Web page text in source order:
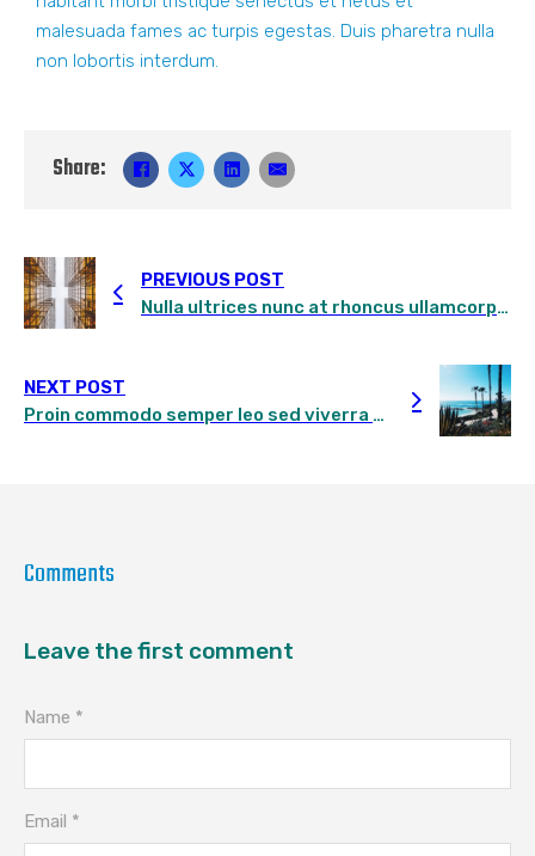
malesuada fames ac turpis egestas. Duis pharetra nulla
non lobortis interdum.
Share:
PREVIOUS POST
Nulla ultrices nunc at rhoncus ullamcorper turpis massa mattis
NEXT POST
Proin commodo semper leo sed viverra nisi tristique at proin consequat sit amet arcu sit amet dictum
Comments
Leave the first comment
Name *
Email *